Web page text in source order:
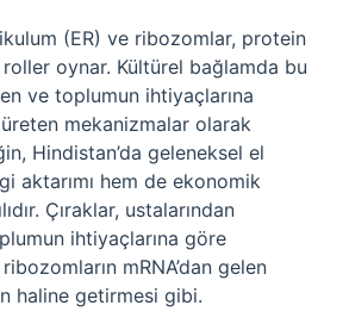
(ER) ve ribozomlar, protein
oynar. Kültürel bağlamda bu
ve toplumun ihtiyaçlarına
mekanizmalar olarak
Hindistan’da geleneksel el
aktarımı hem de ekonomik
Çıraklar, ustalarından
ihtiyaçlarına göre
mRNA’dan gelen
haline getirmesi gibi.